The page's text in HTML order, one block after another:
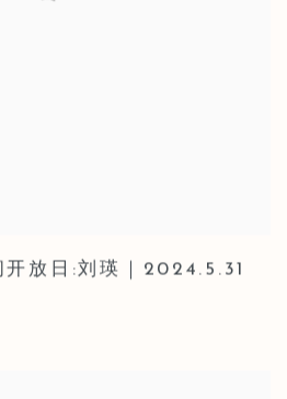
开放日:刘瑛｜2024.5.31